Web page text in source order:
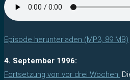
Episode herunterladen (MP3, 89 MB)
4. September 1996:
Fortsetzung von vor drei Wochen.